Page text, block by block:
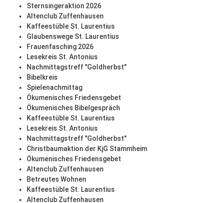
Sternsingeraktion 2026
Altenclub Zuffenhausen
Kaffeestüble St. Laurentius
Glaubenswege St. Laurentius
Frauenfasching 2026
Lesekreis St. Antonius
Nachmittagstreff "Goldherbst"
Bibelkreis
Spielenachmittag
Ökumenisches Friedensgebet
Ökumenisches Bibelgespräch
Kaffeestüble St. Laurentius
Lesekreis St. Antonius
Nachmittagstreff "Goldherbst"
Christbaumaktion der KjG Stammheim
Ökumenisches Friedensgebet
Altenclub Zuffenhausen
Betreutes Wohnen
Kaffeestüble St. Laurentius
Altenclub Zuffenhausen